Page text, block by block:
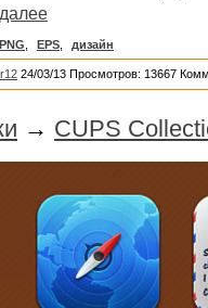
PNG EPS дизайн
24/03/13 Просмотров: 13667
→ CUPS